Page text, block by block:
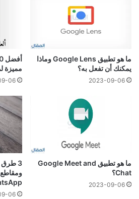
ما هو تطبيق Google Lens وماذا
يمكنك أن تفعل به؟
2023-09-06
مميزة
06
ما هو تطبيق Google Meet and
Chat؟
2023-09-06
3 طرق
ومقاطع
06